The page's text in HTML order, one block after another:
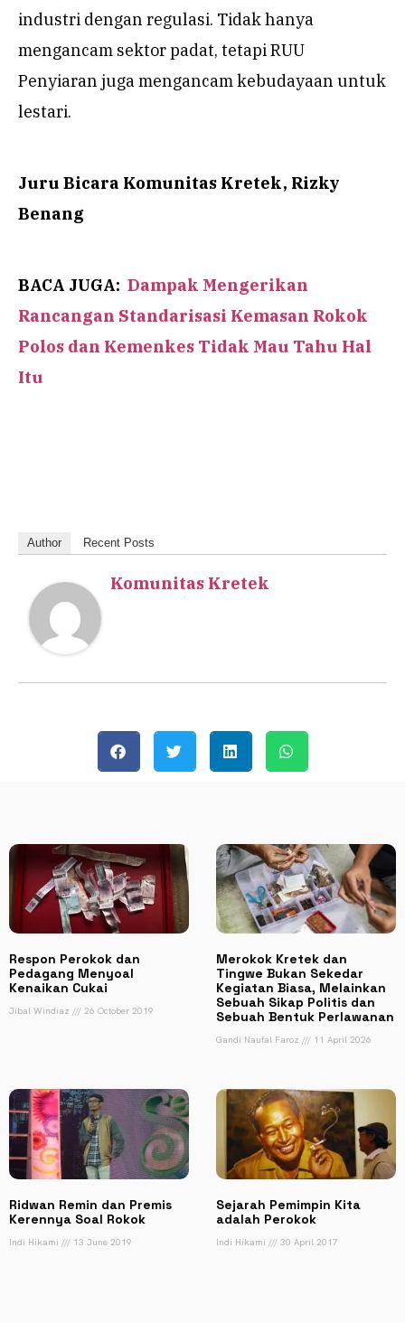
industri dengan regulasi. Tidak hanya
mengancam sektor padat, tetapi RUU
Penyiaran juga mengancam kebudayaan untuk
lestari.
Juru Bicara Komunitas Kretek, Rizky
Benang
BACA JUGA: Dampak Mengerikan
Rancangan Standarisasi Kemasan Rokok
Polos dan Kemenkes Tidak Mau Tahu Hal
Itu
Author Recent Posts
Komunitas Kretek
Respon Perokok dan
Pedagang Menyoal
Kenaikan Cukai
Jibal Windiaz 26 October 2019
Merokok Kretek dan
Tingwe Bukan Sekedar
Kegiatan Biasa, Melainkan
Sebuah Sikap Politis dan
Sebuah Bentuk Perlawanan
Gandi Naufal Faroz 11 April 2026
Ridwan Remin dan Premis
Kerennya Soal Rokok
Indi Hikami 13 June 2019
Sejarah Pemimpin Kita
adalah Perokok
Indi Hikami 30 April 2017